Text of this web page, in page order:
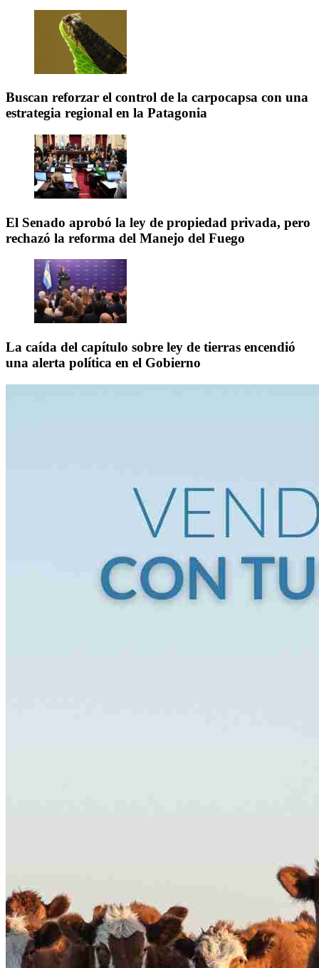
Buscan reforzar el control de la carpocapsa con una
estrategia regional en la Patagonia
El Senado aprobó la ley de propiedad privada, pero
rechazó la reforma del Manejo del Fuego
La caída del capítulo sobre ley de tierras encendió
una alerta política en el Gobierno